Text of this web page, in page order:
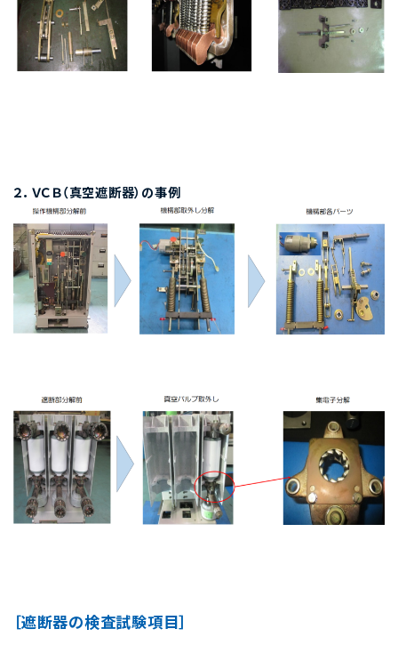
２．ＶＣＢ（真空遮断器）の事例
［遮断器の検査試験項目］